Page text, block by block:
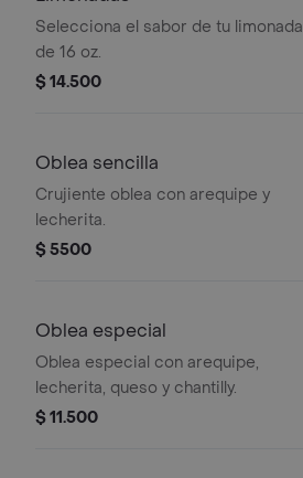
Selecciona el sabor de tu limonada
de 16 oz.
$ 14.500
Oblea sencilla
Crujiente oblea con arequipe y
lecherita.
$ 5500
Oblea especial
Oblea especial con arequipe,
lecherita, queso y chantilly.
$ 11.500